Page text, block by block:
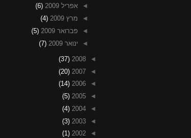
◄ אפריל 2009
(6)
◄ מרץ 2009
(4)
◄ פברואר 2009
(5)
◄ ינואר 2009 (7)
◄
2008
(37)
◄
2007
(20)
◄
2006
(14)
◄
2005
(5)
◄
2004
(4)
◄
2003
(3)
◄
2002
(1)